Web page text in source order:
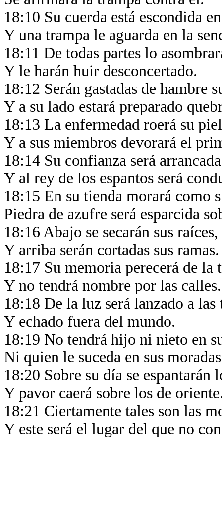
18:10 Su cuerda está escondida
Y una trampa le aguarda en la
18:11 De todas partes lo
Y le harán huir desconcertado.
18:12 Serán gastadas de hambre
Y a su lado estará preparado
18:13 La enfermedad roerá su
Y a sus miembros devorará el
18:14 Su confianza será
Y al rey de los espantos será
18:15 En su tienda morará como
Piedra de azufre será esparcida
18:16 Abajo se secarán sus raíces,
Y arriba serán cortadas sus
18:17 Su memoria perecerá de la
Y no tendrá nombre por las
18:18 De la luz será lanzado a
Y echado fuera del mundo.
18:19 No tendrá hijo ni nieto en
Ni quien le suceda en sus
18:20 Sobre su día se espantarán
Y pavor caerá sobre los de
18:21 Ciertamente tales son las
Y este será el lugar del que no